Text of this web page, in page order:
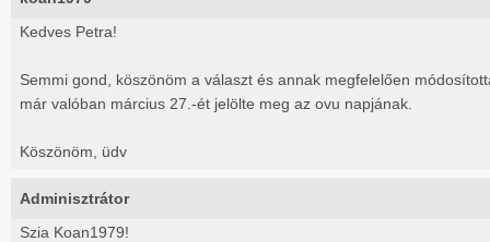
Kedves Petra!
Semmi gond, köszönöm a választ és annak megfelelően
már valóban március 27.-ét jelölte meg az ovu napjának.
Köszönöm, üdv
Adminisztrátor
Szia Koan1979!